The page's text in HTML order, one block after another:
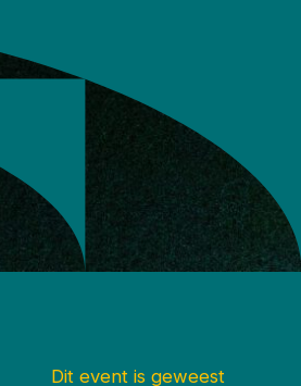
Dit event is geweest